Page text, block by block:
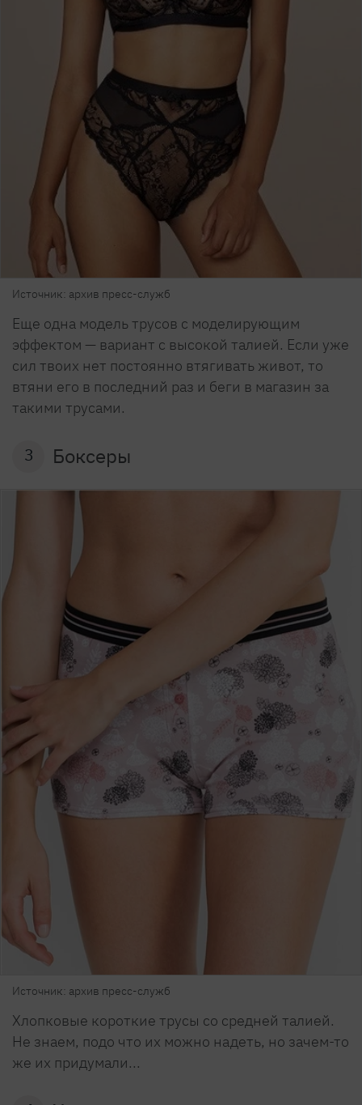
Источник: архив пресс-служб
Еще одна модель трусов с моделирующим
эффектом — вариант с высокой талией. Если уже
сил твоих нет постоянно втягивать живот, то
втяни его в последний раз и беги в магазин за
такими трусами.
3 Боксеры
Источник: архив пресс-служб
Хлопковые короткие трусы со средней талией.
Не знаем, подо что их можно надеть, но зачем-то
же их придумали...